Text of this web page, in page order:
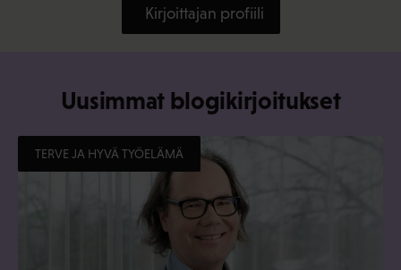
Kirjoittajan profiili
Uusimmat blogikirjoitukset
TERVE JA HYVÄ TYÖELÄMÄ